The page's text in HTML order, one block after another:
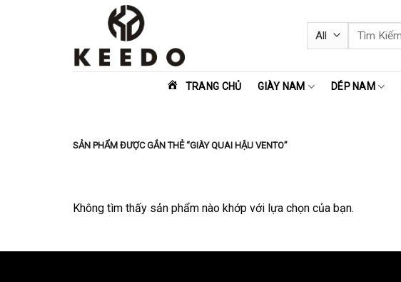
Tìm
kiếm:
TRANG CHỦ GIÀY NAM DÉP NAM
SẢN PHẨM ĐƯỢC GẮN THẺ “GIÀY QUAI HẬU VENTO”
Không tìm thấy sản phẩm nào khớp với lựa chọn của bạn.